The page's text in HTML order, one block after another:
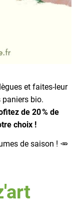
et faites-leur
bio.
de 20 % de
choix !
de saison ! 🥕